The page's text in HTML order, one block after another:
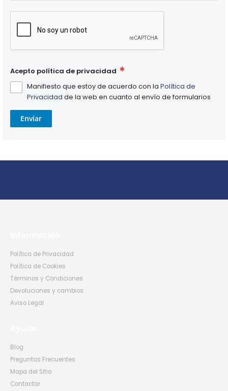
Acepto política de privacidad
Manifiesto que estoy de acuerdo con la Política de
Privacidad de la web en cuanto al envío de formularios
Enviar
Política de Privacidad
Política de Cookies
Términos y Condiciones
Devoluciones y cambios
Aviso Legal
Blog
Preguntas Frecuentes
Mapa del Sitio
Contactar